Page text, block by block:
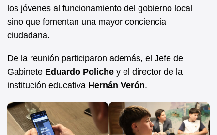
los jóvenes al funcionamiento del gobierno local
sino que fomentan una mayor conciencia
ciudadana.
De la reunión participaron además, el Jefe de
Gabinete Eduardo Poliche y el director de la
institución educativa Hernán Verón.